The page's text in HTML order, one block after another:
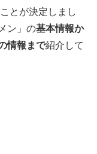
とが決定しまし
ン」の基本情報か
情報まで紹介して